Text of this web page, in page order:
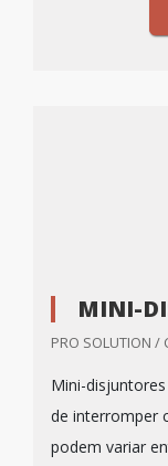
MINI-
PRO SOLUTION /
Mini-
de interromper
podem variar